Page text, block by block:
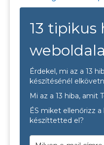
13 tipikus
Érdekel, mi az a 13
készítésénél
Mi az a 13 hiba, amit
ÉS miket ellenőrizz
készíttetted el?